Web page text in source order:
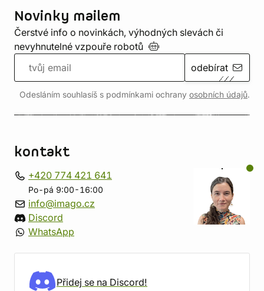
Novinky mailem
Čerstvé info o novinkách, výhodných slevách či
nevyhnutelné vzpouře robotů
odebírat
Odesláním souhlasíš s podmínkami ochrany osobních údajů.
kontakt
+420 774 421 641
Po-pá 9:00-16:00
info@imago.cz
Discord
WhatsApp
Přidej se na Discord!